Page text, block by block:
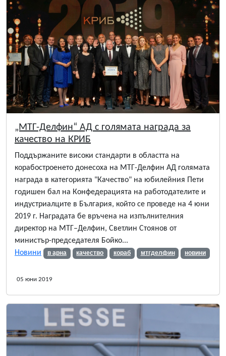
„МТГ-Делфин“ АД с голямата награда за
качество на КРИБ
Поддържаните високи стандарти в областта на
корабостроенето донесоха на МТГ-Делфин АД голямата
награда в категорията "Качество" на юбилейния Пети
годишен бал на Конфедерацията на работодателите и
индустриалците в България, който се проведе на 4 юни
2019 г. Наградата бе връчена на изпълнителния
директор на МТГ–Делфин, Светлин Стоянов от
министър-председателя Бойко...
Новини
в арна качество кораб мтгделфин новини
05 юни 2019